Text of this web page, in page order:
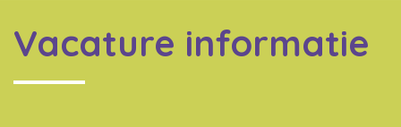
Vacature informatie